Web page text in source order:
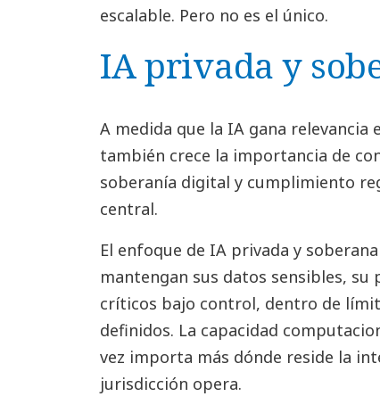
escalable. Pero no es el único.
IA privada y
A medida que la IA gana relevancia
también crece la importancia de
soberanía digital y cumplimiento
central.
El enfoque de IA privada y
mantengan sus datos sensibles,
críticos bajo control, dentro de
definidos. La capacidad
vez importa más dónde reside la
jurisdicción opera.